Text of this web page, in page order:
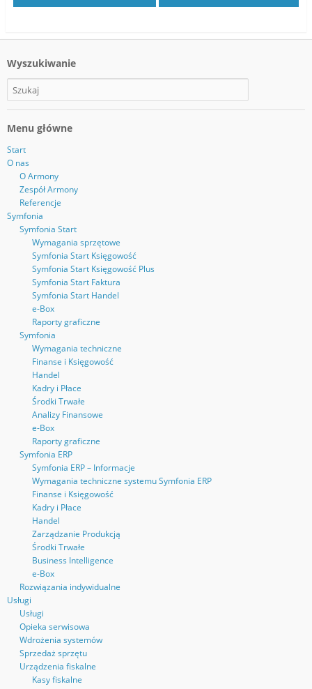
Wyszukiwanie
Menu główne
Start
O nas
O Armony
Zespół Armony
Referencje
Symfonia
Symfonia Start
Wymagania sprzętowe
Symfonia Start Księgowość
Symfonia Start Księgowość Plus
Symfonia Start Faktura
Symfonia Start Handel
e-Box
Raporty graficzne
Symfonia
Wymagania techniczne
Finanse i Księgowość
Handel
Kadry i Płace
Środki Trwałe
Analizy Finansowe
e-Box
Raporty graficzne
Symfonia ERP
Symfonia ERP – Informacje
Wymagania techniczne systemu Symfonia ERP
Finanse i Księgowość
Kadry i Płace
Handel
Zarządzanie Produkcją
Środki Trwałe
Business Intelligence
e-Box
Rozwiązania indywidualne
Usługi
Usługi
Opieka serwisowa
Wdrożenia systemów
Sprzedaż sprzętu
Urządzenia fiskalne
Kasy fiskalne